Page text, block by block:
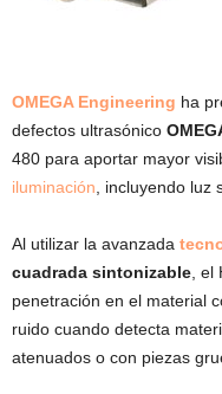
OMEGA Engineering ha
defectos ultrasónico
480 para aportar mayor
iluminación , incluyendo luz
Al utilizar la avanzada
cuadrada sintonizable ,
penetración en el material
ruido cuando detecta
atenuados o con piezas